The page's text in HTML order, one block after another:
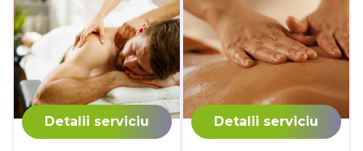
Detalii serviciu Detalii serviciu